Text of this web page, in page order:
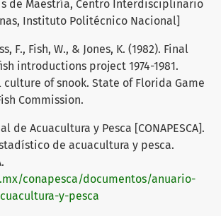
de Maestría, Centro Interdisciplinario
Instituto Politécnico Nacional]
F., Fish, W., & Jones, K. (1982). Final
introductions project 1974-1981.
of snook. State of Florida Game
Commission.
de Acuacultura y Pesca [CONAPESCA].
de acuacultura y pesca.
conapesca/documentos/anuario-
y-pesca